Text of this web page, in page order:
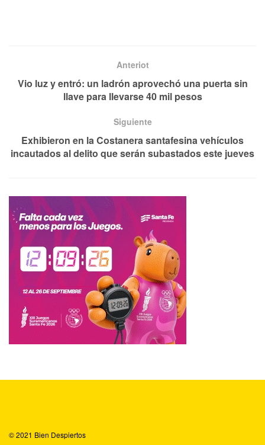
Anteriot
Vio luz y entró: un ladrón aprovechó una puerta sin
llave para llevarse 40 mil pesos
Siguiente
Exhibieron en la Costanera santafesina vehículos
incautados al delito que serán subastados este jueves
© 2021 Bien Despiertos